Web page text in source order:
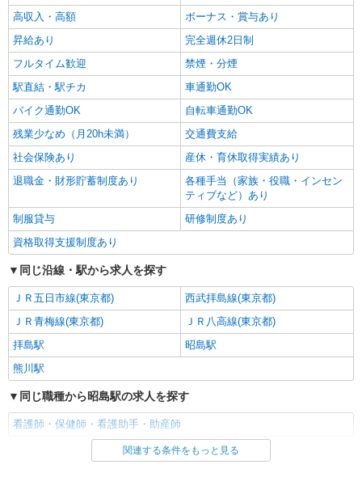
高収入・高額
ボーナス・賞与あり
昇給あり
完全週休2日制
フルタイム歓迎
禁煙・分煙
駅直結・駅チカ
車通勤OK
バイク通勤OK
自転車通勤OK
残業少なめ（月20h未満）
交通費支給
社会保険あり
産休・育休取得実績あり
退職金・財形貯蓄制度あり
各種手当（家族・役職・インセン
ティブなど）あり
制服貸与
研修制度あり
資格取得支援制度あり
同じ沿線・駅から求人を探す
ＪＲ五日市線(東京都)
西武拝島線(東京都)
ＪＲ青梅線(東京都)
ＪＲ八高線(東京都)
拝島駅
昭島駅
熊川駅
同じ職種から昭島駅の求人を探す
看護師・保健師・看護助手・助産師
同じ雇用形態から昭島駅の求人を探す
関連する条件をもっと見る